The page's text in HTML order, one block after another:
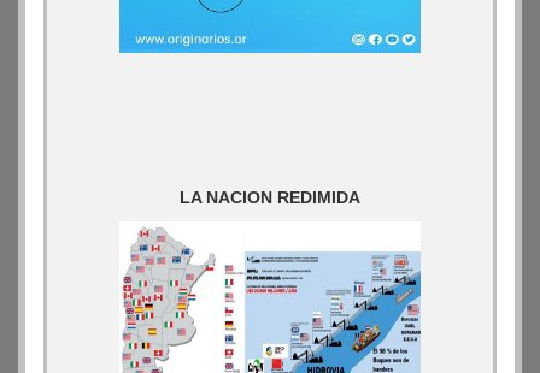
LA NACION REDIMIDA